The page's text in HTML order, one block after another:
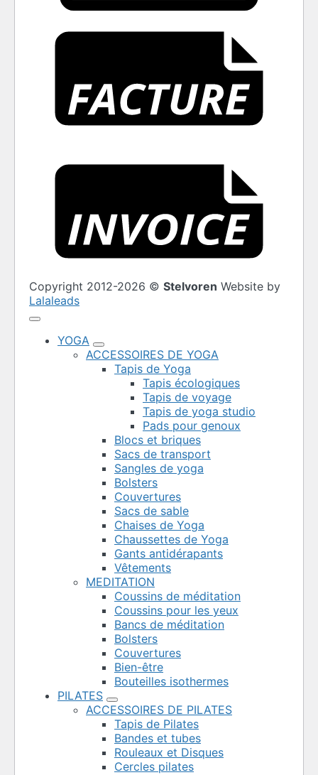
Copyright 2012-2026 © Stelvoren Website by
Lalaleads
YOGA
ACCESSOIRES DE YOGA
Tapis de Yoga
Tapis écologiques
Tapis de voyage
Tapis de yoga studio
Pads pour genoux
Blocs et briques
Sacs de transport
Sangles de yoga
Bolsters
Couvertures
Sacs de sable
Chaises de Yoga
Chaussettes de Yoga
Gants antidérapants
Vêtements
MEDITATION
Coussins de méditation
Coussins pour les yeux
Bancs de méditation
Bolsters
Couvertures
Bien-être
Bouteilles isothermes
PILATES
ACCESSOIRES DE PILATES
Tapis de Pilates
Bandes et tubes
Rouleaux et Disques
Cercles pilates